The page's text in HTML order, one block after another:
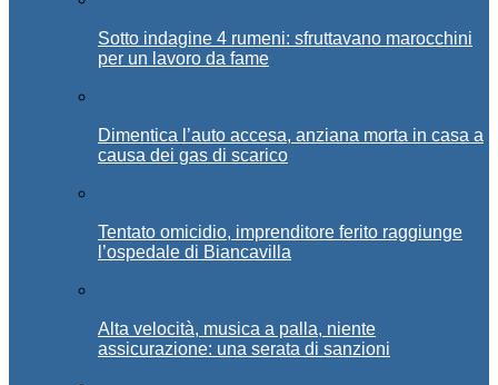
Sotto indagine 4 rumeni: sfruttavano marocchini
per un lavoro da fame
Dimentica l’auto accesa, anziana morta in casa a
causa dei gas di scarico
Tentato omicidio, imprenditore ferito raggiunge
l’ospedale di Biancavilla
Alta velocità, musica a palla, niente
assicurazione: una serata di sanzioni